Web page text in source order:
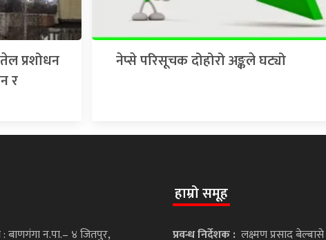
तेल प्रशोधन
र
नेप्से परिसूचक दोहोरो अङ्कले घट्यो
: बाणगंगा न.पा.– ४ जितपुर,
हाम्रो समूह
प्रवन्ध निर्देशक :लक्ष्मण प्रसाद बेल्बासे